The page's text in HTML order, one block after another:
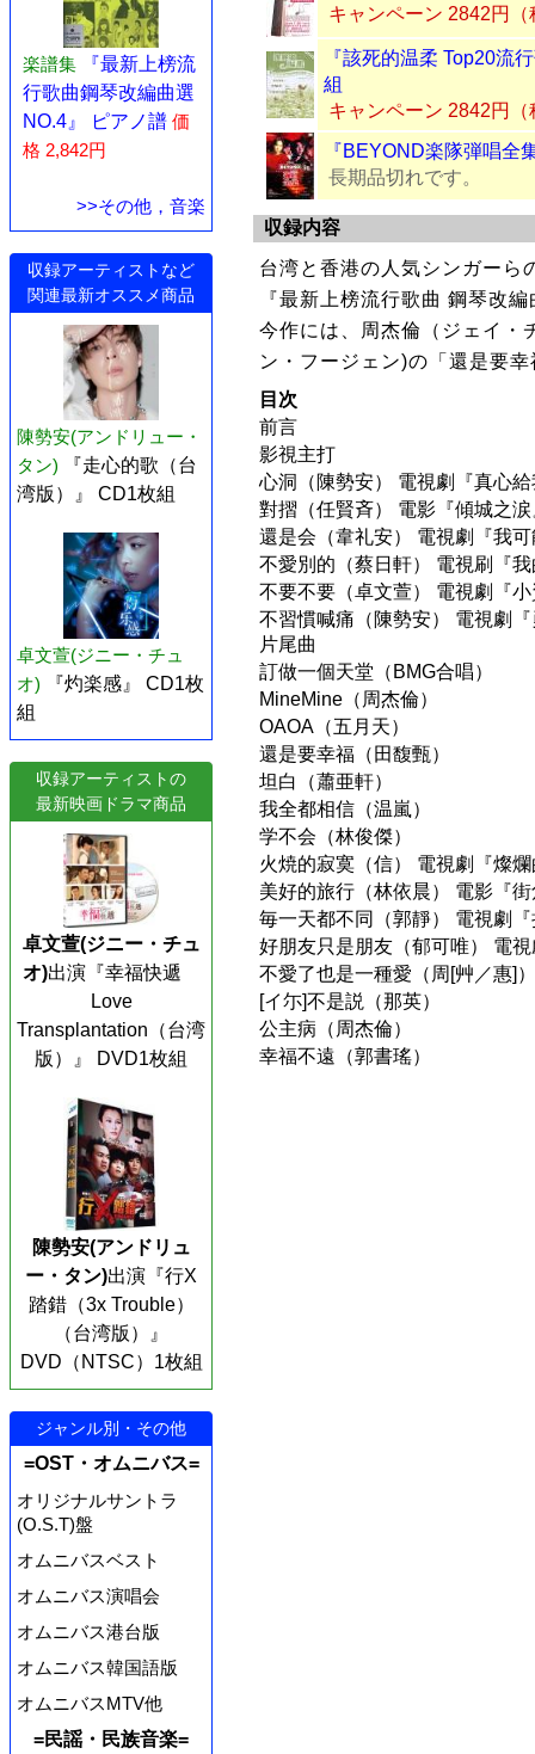
楽譜集
『最新上榜流
行歌曲鋼琴改編曲選
NO.4』 ピアノ譜 価
格 2,842円
>>その他，音楽
収録アーティストなど
関連最新オススメ商品
陳勢安(アンドリュー・
タン)
『走心的歌（台
湾版）』 CD1枚組
卓文萱(ジニー・チュ
オ)
『灼楽感』 CD1枚
組
収録アーティストの
最新映画ドラマ商品
卓文萱(ジニー・チュ
オ)出演『幸福快遞
Love
Transplantation（台湾
版）』 DVD1枚組
陳勢安(アンドリュ
ー・タン)出演『行X
踏錯（3x Trouble）
（台湾版）』
DVD（NTSC）1枚組
ジャンル別・その他
=OST・オムニバス=
オリジナルサントラ
(O.S.T)盤
オムニバスベスト
オムニバス演唱会
オムニバス港台版
オムニバス韓国語版
オムニバスMTV他
=民謡・民族音楽=
キャンペーン 2842円（
『該死的温柔 Top20流
組
キャンペーン 2842円（
『BEYOND楽隊弾唱全
長期品切れです。
収録内容
台湾と香港の人気シンガーら
『最新上榜流行歌曲 鋼琴改
今作には、周杰倫（ジェイ
ン・フージェン)の「還是要
目次
前言
影視主打
心洞（陳勢安） 電視劇『真心
對摺（任賢斉） 電影『傾城之
還是会（韋礼安） 電視劇『我
不愛別的（蔡日軒） 電視刷『
不要不要（卓文萱） 電視劇『
不習慣喊痛（陳勢安） 電視劇
片尾曲
訂做一個天堂（BMG合唱）
MineMine（周杰倫）
OAOA（五月天）
還是要幸福（田馥甄）
坦白（蕭亜軒）
我全都相信（温嵐）
学不会（林俊傑）
火焼的寂寞（信） 電視劇『燦
美好的旅行（林依晨） 電影『
毎一天都不同（郭靜） 電視劇
好朋友只是朋友（郁可唯） 電
不愛了也是一種愛（周[艸／惠]
[イ尓]不是説（那英）
公主病（周杰倫）
幸福不遠（郭書瑤）